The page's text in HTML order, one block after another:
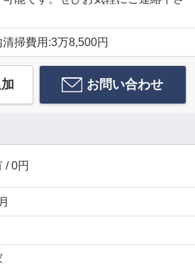
清掃費用:3万8,500円
お問い合わせ
/ 0円